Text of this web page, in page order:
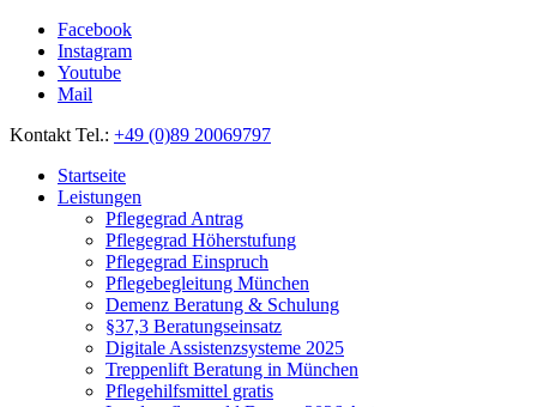
Facebook
Instagram
Youtube
Mail
Kontakt Tel.: +49 (0)89 20069797
Startseite
Leistungen
Pflegegrad Antrag
Pflegegrad Höherstufung
Pflegegrad Einspruch
Pflegebegleitung München
Demenz Beratung & Schulung
§37,3 Beratungseinsatz
Digitale Assistenzsysteme 2025
Treppenlift Beratung in München
Pflegehilfsmittel gratis